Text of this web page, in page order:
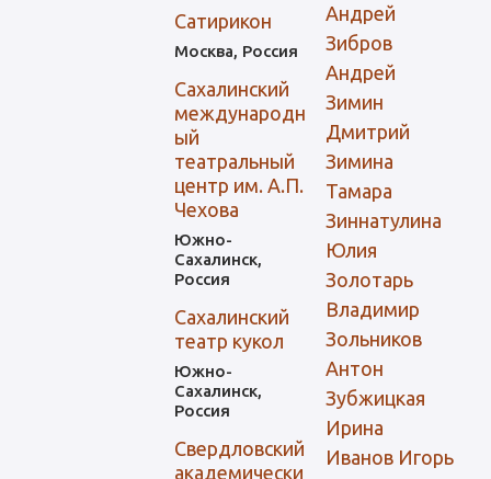
Сатирикон
Москва, Россия
Сахалинский
международн
ый
театральный
центр им. А.П.
Чехова
Южно-
Сахалинск,
Россия
Сахалинский
театр кукол
Южно-
Сахалинск,
Россия
Свердловский
академически
Андрей
Зибров
Андрей
Зимин
Дмитрий
Зимина
Тамара
Зиннатулина
Юлия
Золотарь
Владимир
Зольников
Антон
Зубжицкая
Ирина
Иванов Игорь